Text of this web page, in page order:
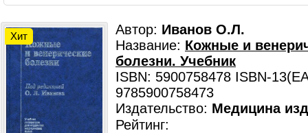
Хит Автор: Иванов О.Л.
Название: Кожные и
болезни. Учебник
ISBN: 5900758478 ISBN-
9785900758473
Издательство: Медицина
Рейтинг: